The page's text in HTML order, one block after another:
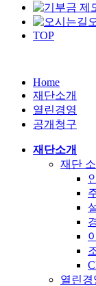
TOP
Home
재단소개
열린경영
공개청구
재단소개
재단
열린경